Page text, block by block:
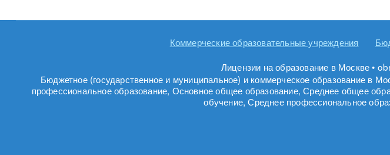
Коммерческие образовательные учреждения
Лицензии на образование в Москве •
Бюджетное (государственное и муниципальное) и коммерческое образование в
профессиональное образование, Основное общее образование, Среднее общее
обучение, Среднее профессиональное